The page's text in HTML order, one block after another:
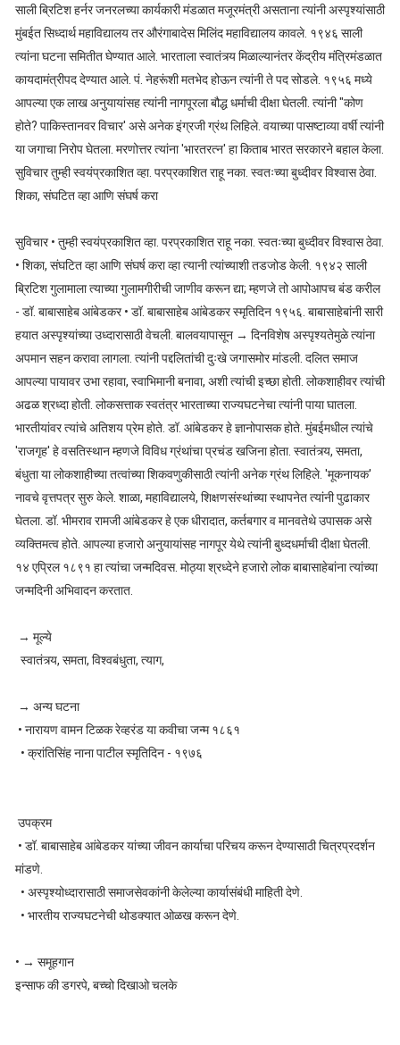
साली ब्रिटिश हर्नर जनरलच्या कार्यकारी मंडळात मजूरमंत्री असताना त्यांनी अस्पृश्यांसाठी
मुंबईत सिध्दार्थ महाविद्यालय तर औरंगाबादेस मिलिंद महाविद्यालय कावले. १९४६ साली
त्यांना घटना समितीत घेण्यात आले. भारताला स्वातंत्र्य मिळाल्यानंतर केंद्रीय मंत्रिमंडळात
कायदामंत्रीपद देण्यात आले. पं. नेहरूंशी मतभेद होऊन त्यांनी ते पद सोडले. १९५६ मध्ये
आपल्या एक लाख अनुयायांसह त्यांनी नागपूरला बौद्ध धर्माची दीक्षा घेतली. त्यांनी "कोण
होते? पाकिस्तानवर विचार' असे अनेक इंग्रजी ग्रंथ लिहिले. वयाच्या पासष्टाव्या वर्षी त्यांनी
या जगाचा निरोप घेतला. मरणोत्तर त्यांना 'भारतरत्न' हा किताब भारत सरकारने बहाल केला.
सुविचार तुम्ही स्वयंप्रकाशित व्हा. परप्रकाशित राहू नका. स्वतःच्या बुध्दीवर विश्वास ठेवा.
शिका, संघटित व्हा आणि संघर्ष करा
सुविचार • तुम्ही स्वयंप्रकाशित व्हा. परप्रकाशित राहू नका. स्वतःच्या बुध्दीवर विश्वास ठेवा.
• शिका, संघटित व्हा आणि संघर्ष करा व्हा त्यानी त्यांच्याशी तडजोड केली. १९४२ साली
ब्रिटिश गुलामाला त्याच्या गुलामगीरीची जाणीव करून द्या; म्हणजे तो आपोआपच बंड करील
- डॉ. बाबासाहेब आंबेडकर • डॉ. बाबासाहेब आंबेडकर स्मृतिदिन १९५६. बाबासाहेबांनी सारी
हयात अस्पृश्यांच्या उध्दारासाठी वेचली. बालवयापासून → दिनविशेष अस्पृश्यतेमुळे त्यांना
अपमान सहन करावा लागला. त्यांनी पद्दलितांची दुःखे जगासमोर मांडली. दलित समाज
आपल्या पायावर उभा रहावा, स्वाभिमानी बनावा, अशी त्यांची इच्छा होती. लोकशाहीवर त्यांची
अढळ श्रध्दा होती. लोकसत्ताक स्वतंत्र भारताच्या राज्यघटनेचा त्यांनी पाया घातला.
भारतीयांवर त्यांचे अतिशय प्रेम होते. डॉ. आंबेडकर हे ज्ञानोपासक होते. मुंबईमधील त्यांचे
'राजगृह' हे वसतिस्थान म्हणजे विविध ग्रंथांचा प्रचंड खजिना होता. स्वातंत्र्य, समता,
बंधुता या लोकशाहीच्या तत्वांच्या शिकवणुकीसाठी त्यांनी अनेक ग्रंथ लिहिले. 'मूकनायक'
नावचे वृत्तपत्र सुरु केले. शाळा, महाविद्यालये, शिक्षणसंस्थांच्या स्थापनेत त्यांनी पुढाकार
घेतला. डॉ. भीमराव रामजी आंबेडकर हे एक धीरादात, कर्तबगार व मानवतेथे उपासक असे
व्यक्तिमत्व होते. आपल्या हजारो अनुयायांसह नागपूर येथे त्यांनी बुध्दधर्माची दीक्षा घेतली.
१४ एप्रिल १८९१ हा त्यांचा जन्मदिवस. मोठ्या श्रध्देने हजारो लोक बाबासाहेबांना त्यांच्या
जन्मदिनी अभिवादन करतात.
→ मूल्ये
स्वातंत्र्य, समता, विश्वबंधुता, त्याग,
→ अन्य घटना
• नारायण वामन टिळक रेव्हरंड या कवीचा जन्म १८६१
• क्रांतिसिंह नाना पाटील स्मृतिदिन - १९७६
उपक्रम
• डॉ. बाबासाहेब आंबेडकर यांच्या जीवन कार्याचा परिचय करून देण्यासाठी चित्रप्रदर्शन
मांडणे.
• अस्पृश्योध्दारासाठी समाजसेवकांनी केलेल्या कार्यासंबंधी माहिती देणे.
• भारतीय राज्यघटनेची थोडक्यात ओळख करून देणे.
• → समूहगान
इन्साफ की डगरपे, बच्चो दिखाओ चलके